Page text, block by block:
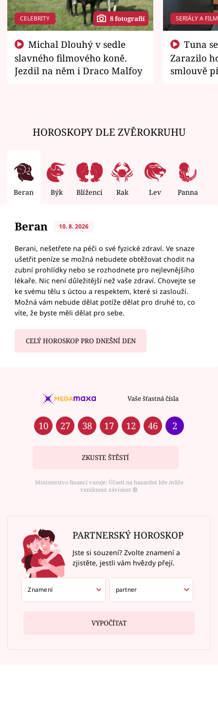
CELEBRITY 8 fotografií
slavného filmového koně.
Jezdil na něm i Draco Malfoy
SERIÁLY A
Zarazilo
smlouvě
HOROSKOPY DLE ZVĚROKRUHU
Beran Býk Blíženci Rak Lev Panna
Beran 10. 8. 2026
Berani, nešetřete na péči o své fyzické zdraví. Ve snaze
ušetřit peníze se možná nebudete obtěžovat chodit na
zubní prohlídky nebo se rozhodnete pro nejlevnějšího
lékaře. Nic není důležitější než vaše zdraví. Chovejte se
ke svému tělu s úctou a respektem, které si zaslouží.
Možná vám nebude dělat potíže dělat pro druhé to, co
víte, že byste měli dělat pro sebe.
CELÝ HOROSKOP PRO DNEŠNÍ DEN
Vaše šťastná čísla
10 27 38 17 12 46 2
ZKUSTE ŠTĚSTÍ
Ministerstvo financí varuje: Účastí na hazardní hře může
vzniknout závislost ⑱
PARTNERSKÝ HOROSKOP
Jste si souzení? Zvolte znamení a
zjistěte, jestli vám hvězdy přejí.
VYPOČÍTAT